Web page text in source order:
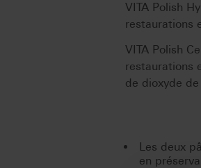
VITA Polish
restaurations
VITA Polish
restaurations
de dioxyde
Les deux
en